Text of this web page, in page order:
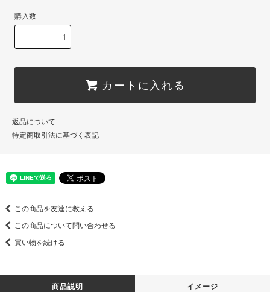
購入数
カートに入れる
返品について
特定商取引法に基づく表記
この商品を友達に教える
この商品について問い合わせる
買い物を続ける
商品説明 イメージ